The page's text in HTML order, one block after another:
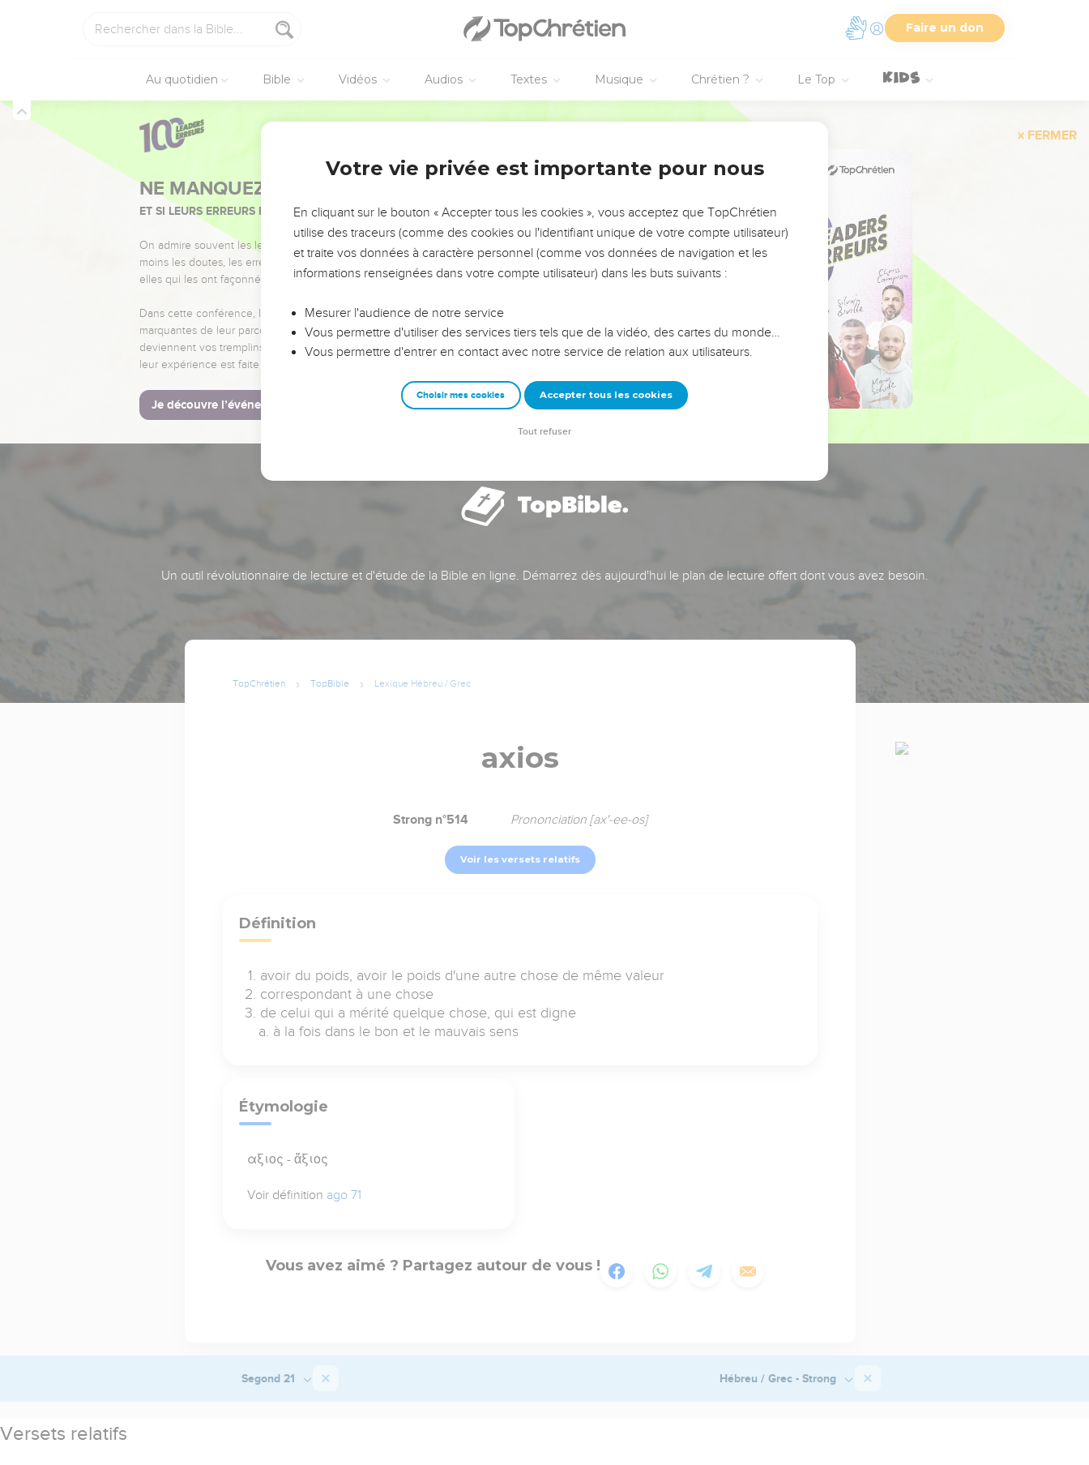
Faire un don
Au quotidien Bible Vidéos Audios Textes Musique Chrétien ? Le Top
FERMER
NE MANQUEZ PAS L’ÉVÉNEMENT DE L’ANNÉE !
ET SI LEURS ERREURS POUVAIENT VOUS ÉVITER LES VOTRES ?
On admire souvent les leaders pour leurs réussites, leur impact, leur foi ou leur vision. Mais on voit
moins les doutes, les erreurs et les saisons difficiles qu'ils ont traversés, alors même que ce sont
elles qui les ont façonnés.
Dans cette conférence, leaders, entrepreneurs, et responsables reviennent sur les erreurs
marquantes de leur parcours et les clés pour avancer avec plus de sagesse afin que leurs erreurs
deviennent vos tremplins. Que vous guidiez un ministère, une équipe, un groupe ou une famille,
leur expérience est faite pour vous.
Je découvre l’événement
Un outil révolutionnaire de lecture et d'étude de la Bible en ligne. Démarrez dès aujourd'hui le plan de lecture offert dont vous avez besoin.
TopChrétien TopBible Lexique Hébreu / Grec
axios
Strong n°514 Prononciation [ax'-ee-os]
Voir les versets relatifs
Définition
avoir du poids, avoir le poids d'une autre chose de même valeur
correspondant à une chose
de celui qui a mérité quelque chose, qui est digne
à la fois dans le bon et le mauvais sens
Étymologie
αξιος - ἄξιος
Voir définition ago 71
Vous avez aimé ? Partagez autour de vous !
Segond 21 Hébreu / Grec - Strong
Versets relatifs
Votre vie privée est importante pour nous
En cliquant sur le bouton « Accepter tous les cookies », vous acceptez que TopChrétien
utilise des traceurs (comme des cookies ou l'identifiant unique de votre compte utilisateur)
et traite vos données à caractère personnel (comme vos données de navigation et les
informations renseignées dans votre compte utilisateur) dans les buts suivants :
Mesurer l'audience de notre service
Vous permettre d'utiliser des services tiers tels que de la vidéo, des cartes du monde…
Vous permettre d'entrer en contact avec notre service de relation aux utilisateurs.
Choisir mes cookies Accepter tous les cookies
Tout refuser